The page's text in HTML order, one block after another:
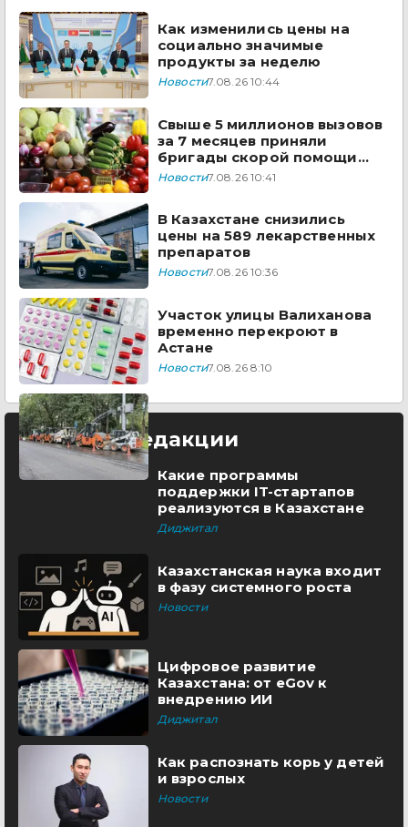
Как изменились цены на
социально значимые
продукты за неделю
Новости7.08.26 10:44
Свыше 5 миллионов вызовов
за 7 месяцев приняли
бригады скорой помощи
Казахстана
Новости7.08.26 10:41
В Казахстане снизились
цены на 589 лекарственных
препаратов
Новости7.08.26 10:36
Участок улицы Валиханова
временно перекроют в
Астане
Новости7.08.26 8:10
Выбор редакции
Какие программы
поддержки IT-стартапов
реализуются в Казахстане
Диджитал
Казахстанская наука входит
в фазу системного роста
Новости
Цифровое развитие
Казахстана: от eGov к
внедрению ИИ
Диджитал
Как распознать корь у детей
и взрослых
Новости